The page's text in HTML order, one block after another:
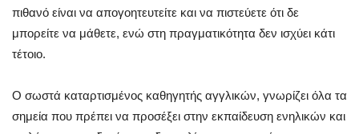
πιθανό είναι να απογοητευτείτε και να πιστεύετε ότι δε
μπορείτε να μάθετε, ενώ στη πραγματικότητα δεν ισχύει κάτι
τέτοιο.
Ο σωστά καταρτισμένος καθηγητής αγγλικών, γνωρίζει όλα τα
σημεία που πρέπει να προσέξει στην εκπαίδευση ενηλικών και